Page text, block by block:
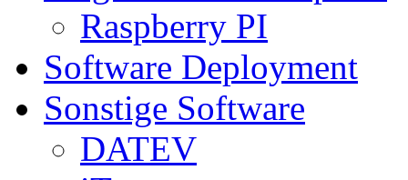
Raspberry PI
Software Deployment
Sonstige Software
DATEV